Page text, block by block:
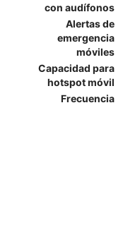
con audífonos
Alertas de
emergencia
móviles
Capacidad para
hotspot móvil
Frecuencia